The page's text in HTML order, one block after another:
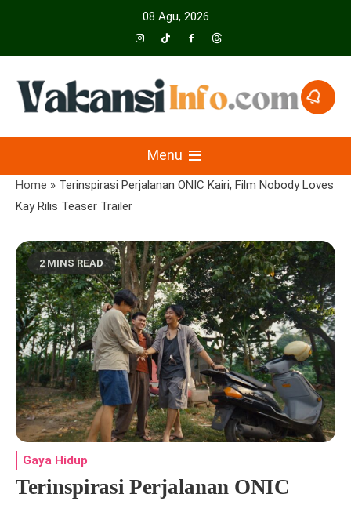
08 Agu, 2026
VakansiinfoMenu
Home » Terinspirasi Perjalanan ONIC Kairi, Film Nobody Loves
Kay Rilis Teaser Trailer
2 MINS READ
Gaya Hidup
Terinspirasi Perjalanan ONIC